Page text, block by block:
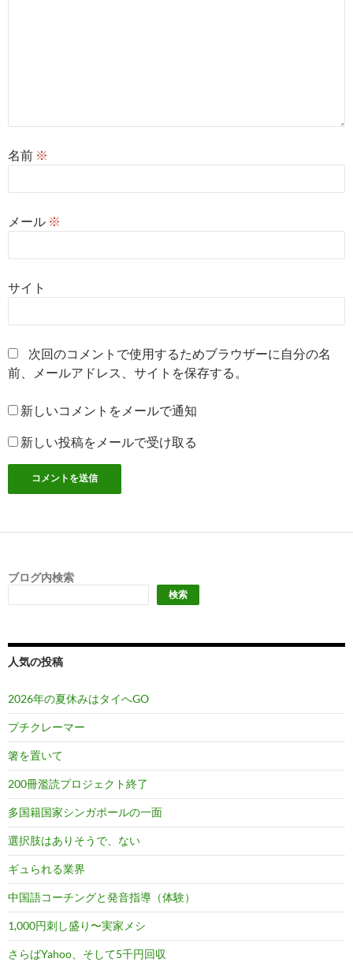
名前 ※
メール ※
サイト
次回のコメントで使用するためブラウザーに自分の名
前、メールアドレス、サイトを保存する。
新しいコメントをメールで通知
新しい投稿をメールで受け取る
ブログ内検索
検索
人気の投稿
2026年の夏休みはタイへGO
プチクレーマー
箸を置いて
200冊濫読プロジェクト終了
多国籍国家シンガポールの一面
選択肢はありそうで、ない
ギュられる業界
中国語コーチングと発音指導（体験）
1,000円刺し盛り〜実家メシ
さらばYahoo、そして5千円回収